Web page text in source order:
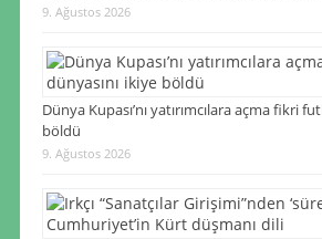
9. Ağustos 2026
Dünya Kupası’nı yatırımcılara açma fikri
böldü
9. Ağustos 2026